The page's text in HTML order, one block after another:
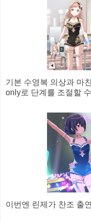
기본 수영복 의상과 마
only로 단계를 조절할
이번엔 린제가 찬조 출